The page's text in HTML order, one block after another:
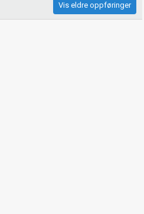
Vis eldre oppføringer